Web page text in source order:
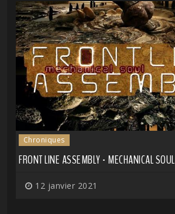
Chroniques
FRONT LINE ASSEMBLY - MECHANICAL SOUL
12 janvier 2021